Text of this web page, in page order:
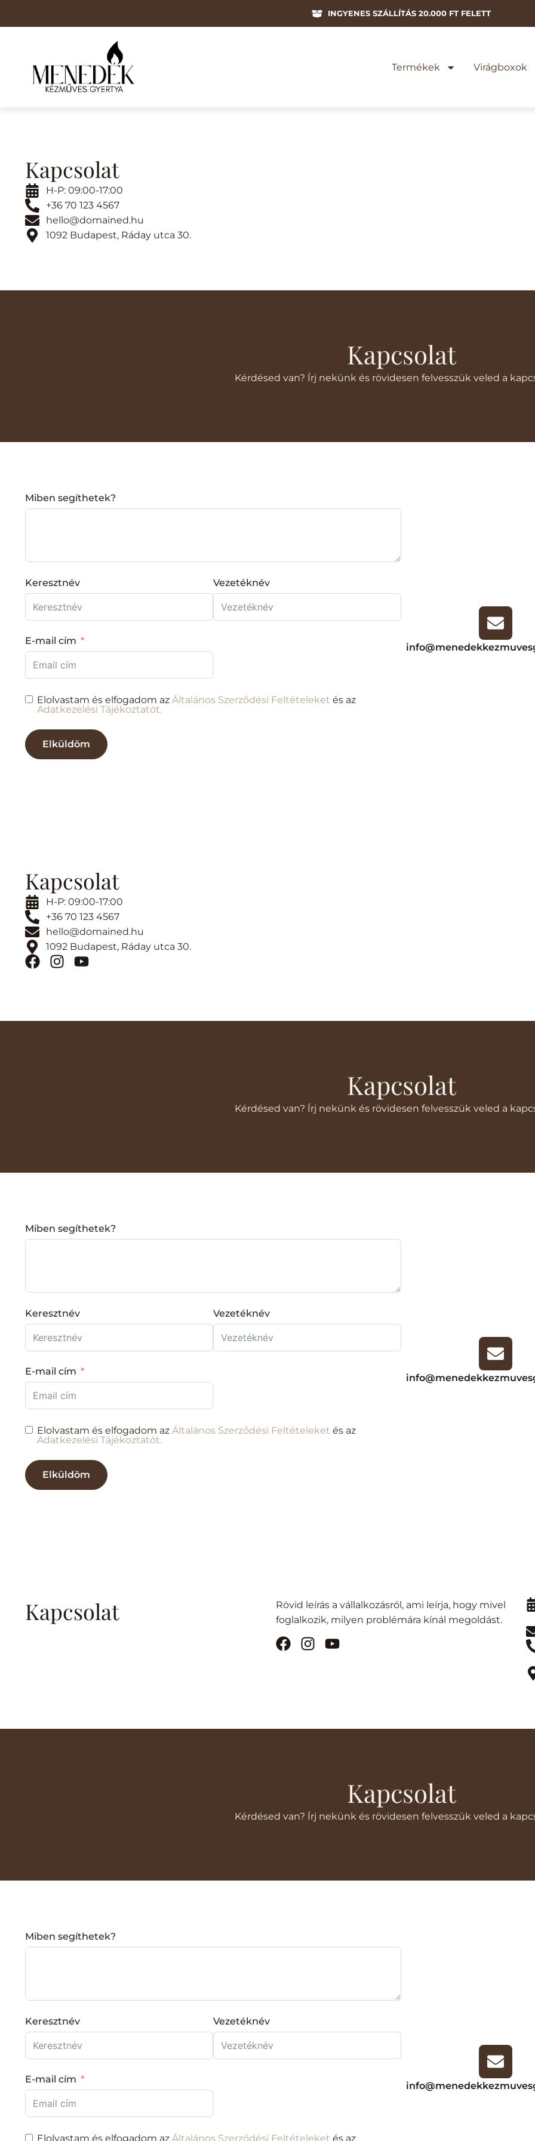
INGYENES SZÁLLÍTÁS 20.000 FT FELETT
Termékek Virágboxok
Kapcsolat
H-P: 09:00-17:00
+36 70 123 4567
hello@domained.hu
1092 Budapest, Ráday utca 30.
Kapcsolat
Kérdésed van? Írj nekünk és rövidesen felvesszük veled a
Miben segíthetek?
Keresztnév Vezetéknév
E-mail cím
Elolvastam és elfogadom az Általános Szerződési Feltételeket és az
Adatkezelési Tájékoztatót.
Elküldöm
Kapcsolat
H-P: 09:00-17:00
+36 70 123 4567
hello@domained.hu
1092 Budapest, Ráday utca 30.
Kapcsolat
Kérdésed van? Írj nekünk és rövidesen felvesszük veled a
Miben segíthetek?
Keresztnév Vezetéknév
E-mail cím
Elolvastam és elfogadom az Általános Szerződési Feltételeket és az
Adatkezelési Tájékoztatót.
Elküldöm
Kapcsolat
Rövid leírás a vállalkozásról, ami leírja, hogy mivel
foglalkozik, milyen problémára kínál megoldást.
Kapcsolat
Kérdésed van? Írj nekünk és rövidesen felvesszük veled a
Miben segíthetek?
Keresztnév Vezetéknév
E-mail cím
Elolvastam és elfogadom az Általános Szerződési Feltételeket és az